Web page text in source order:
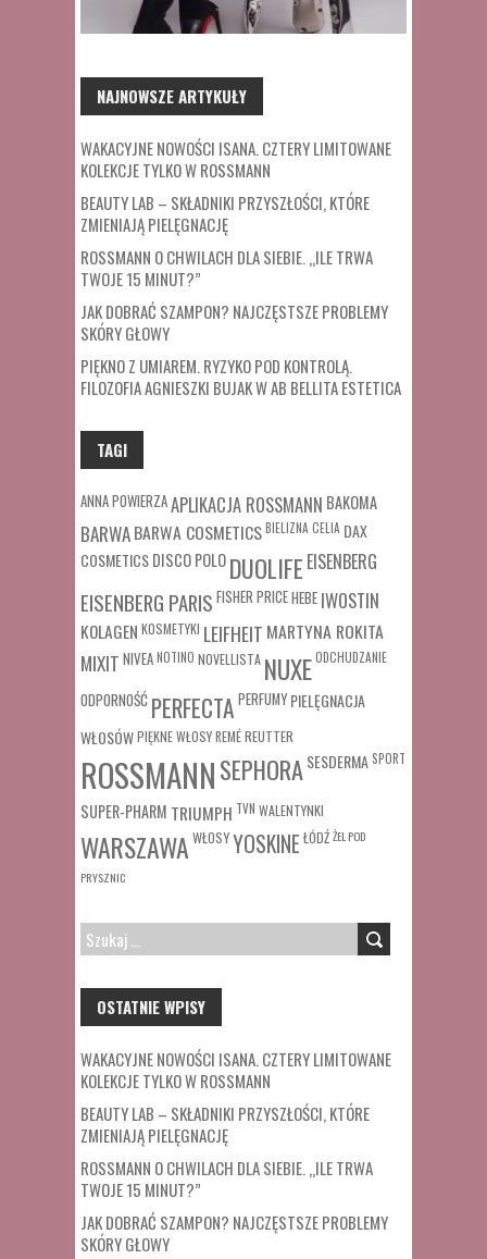
NAJNOWSZE ARTYKUŁY
WAKACYJNE NOWOŚCI ISANA. CZTERY LIMITOWANE
KOLEKCJE TYLKO W ROSSMANN
BEAUTY LAB – SKŁADNIKI PRZYSZŁOŚCI, KTÓRE
ZMIENIAJĄ PIELĘGNACJĘ
ROSSMANN O CHWILACH DLA SIEBIE. „ILE TRWA
TWOJE 15 MINUT?”
JAK DOBRAĆ SZAMPON? NAJCZĘSTSZE PROBLEMY
SKÓRY GŁOWY
PIĘKNO Z UMIAREM. RYZYKO POD KONTROLĄ.
FILOZOFIA AGNIESZKI BUJAK W AB BELLITA ESTETICA
TAGI
ANNA POWIERZAAPLIKACJA ROSSMANN BAKOMA
BARWABARWA COSMETICSBIELIZNA CELIA DAX
COSMETICSDISCO POLODUOLIFE EISENBERG
EISENBERG PARIS FISHER PRICEHEBE IWOSTIN
KOLAGEN KOSMETYKI LEIFHEIT MARTYNA ROKITA
MIXIT NIVEANOTINO NOVELLISTA NUXEODCHUDZANIE
ODPORNOŚĆ PERFECTA PERFUMY PIELĘGNACJA
WŁOSÓWPIĘKNE WŁOSYREMÉREUTTER
ROSSMANNSEPHORA SESDERMA SPORT
SUPER-PHARM TRIUMPH TVN WALENTYNKI
WARSZAWA WŁOSYYOSKINE ŁÓDŹŻEL POD
PRYSZNIC
SZUKAJ:
OSTATNIE WPISY
WAKACYJNE NOWOŚCI ISANA. CZTERY LIMITOWANE
KOLEKCJE TYLKO W ROSSMANN
BEAUTY LAB – SKŁADNIKI PRZYSZŁOŚCI, KTÓRE
ZMIENIAJĄ PIELĘGNACJĘ
ROSSMANN O CHWILACH DLA SIEBIE. „ILE TRWA
TWOJE 15 MINUT?”
JAK DOBRAĆ SZAMPON? NAJCZĘSTSZE PROBLEMY
SKÓRY GŁOWY